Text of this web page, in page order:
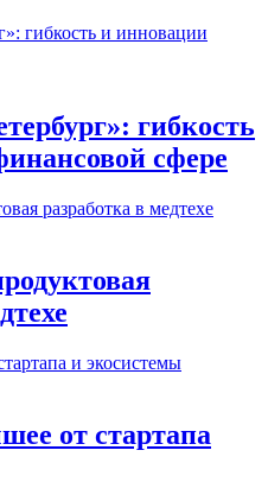
гибкость
сфере
от стартапа